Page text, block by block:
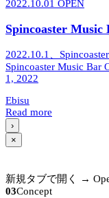
2022.10.01 OPEN
Spincoaster
2022.10.1、
Spincoaster Music Bar
1, 2022
Ebisu
Read more
›
×
新規タブで開く →
03Concept